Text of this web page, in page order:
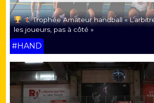
Trophée Amateur handball «
les joueurs, pas à côté »
#HAND